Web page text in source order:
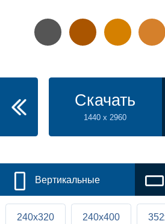
Скачать
1440 x 2960
Вертикальные
240x320 240x400